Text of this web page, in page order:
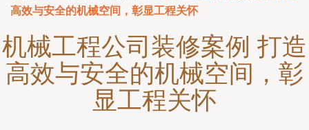
高效与安全的机械空间，彰显工程关怀
机械工程公司装修案例 打造
高效与安全的机械空间，彰
显工程关怀